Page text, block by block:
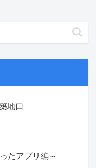
地口
たアプリ編～